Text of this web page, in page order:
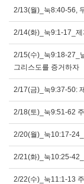
2/13(월)_눅8:40-56,
2/14(화)_눅9:1-17_
2/15(수)_눅9:18-27_
그리스도를 증거하자
2/17(금)_눅9:37-50:
2/18(토)_눅9:51-62
2/20(월)_눅10:17-
2/21(화)_눅10:25-
2/22(수)_눅11:1-13